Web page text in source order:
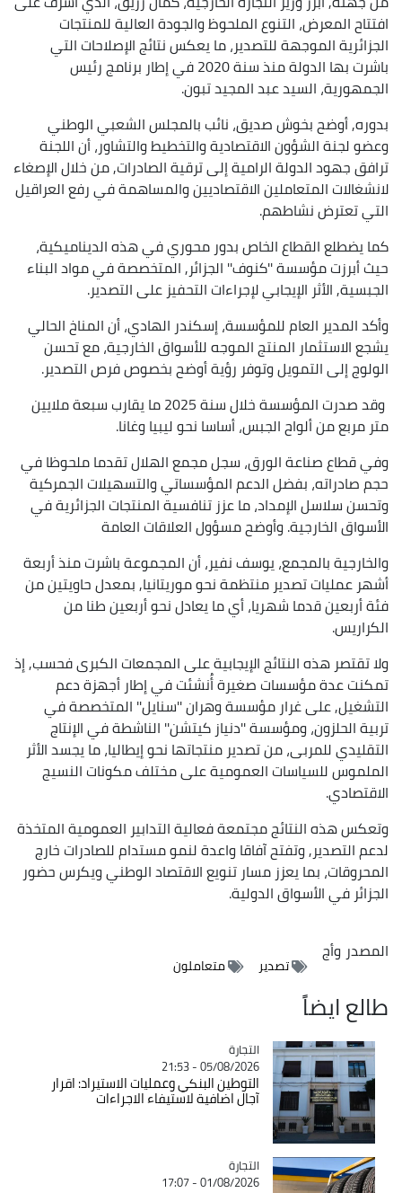
افتتاح المعرض، التنوع الملحوظ والجودة العالية للمنتجات
الجزائرية الموجهة للتصدير، ما يعكس نتائج الإصلاحات التي
باشرت بها الدولة منذ سنة 2020 في إطار برنامج رئيس
الجمهورية، السيد عبد المجيد تبون.
بدوره, أوضح بخوش صديق، نائب بالمجلس الشعبي الوطني
وعضو لجنة الشؤون الاقتصادية والتخطيط والتشاور، أن اللجنة
ترافق جهود الدولة الرامية إلى ترقية الصادرات, من خلال الإصغاء
لانشغالات المتعاملين الاقتصاديين والمساهمة في رفع العراقيل
التي تعترض نشاطهم.
كما يضطلع القطاع الخاص بدور محوري في هذه الديناميكية،
حيث أبرزت مؤسسة ''كنوف'' الجزائر, المتخصصة في مواد البناء
الجبسية, الأثر الإيجابي لإجراءات التحفيز على التصدير.
وأكد المدير العام للمؤسسة، إسكندر الهادي، أن المناخ الحالي
يشجع الاستثمار المنتج الموجه للأسواق الخارجية، مع تحسن
الولوج إلى التمويل وتوفر رؤية أوضح بخصوص فرص التصدير.
وقد صدرت المؤسسة خلال سنة 2025 ما يقارب سبعة ملايين
متر مربع من ألواح الجبس، أساسا نحو ليبيا وغانا.
وفي قطاع صناعة الورق، سجل مجمع الهلال تقدما ملحوظا في
حجم صادراته، بفضل الدعم المؤسساتي والتسهيلات الجمركية
وتحسن سلاسل الإمداد، ما عزز تنافسية المنتجات الجزائرية في
الأسواق الخارجية. وأوضح مسؤول العلاقات العامة
والخارجية بالمجمع، يوسف نفير، أن المجموعة باشرت منذ أربعة
أشهر عمليات تصدير منتظمة نحو موريتانيا, بمعدل حاويتين من
فئة أربعين قدما شهريا، أي ما يعادل نحو أربعين طنا من
الكراريس.
ولا تقتصر هذه النتائج الإيجابية على المجمعات الكبرى فحسب, إذ
تمكنت عدة مؤسسات صغيرة أُنشئت في إطار أجهزة دعم
التشغيل, على غرار مؤسسة وهران ''سنايل'' المتخصصة في
تربية الحلزون، ومؤسسة ''دنياز كيتشن'' الناشطة في الإنتاج
التقليدي للمربى، من تصدير منتجاتها نحو إيطاليا، ما يجسد الأثر
الملموس للسياسات العمومية على مختلف مكونات النسيج
الاقتصادي.
وتعكس هذه النتائج مجتمعة فعالية التدابير العمومية المتخذة
لدعم التصدير, وتفتح آفاقا واعدة لنمو مستدام للصادرات خارج
المحروقات، بما يعزز مسار تنويع الاقتصاد الوطني ويكرس حضور
الجزائر في الأسواق الدولية.
المصدروأج
تصدير متعاملون
طالع ايضاً
Catégorie
التجارة
05/08/2026 - 21:53
التوطين البنكي وعمليات الاستيراد: اقرار
آجال اضافية لاستيفاء الاجراءات
Catégorie
التجارة
01/08/2026 - 17:07